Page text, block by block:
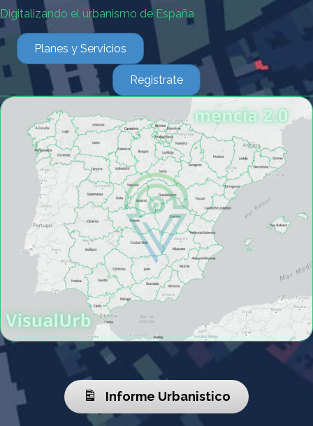
Digitalizando el urbanismo de España
Planes y Servicios
Registrate
Informe Urbanistico